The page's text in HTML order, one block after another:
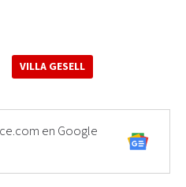
VILLA GESELL
en Google